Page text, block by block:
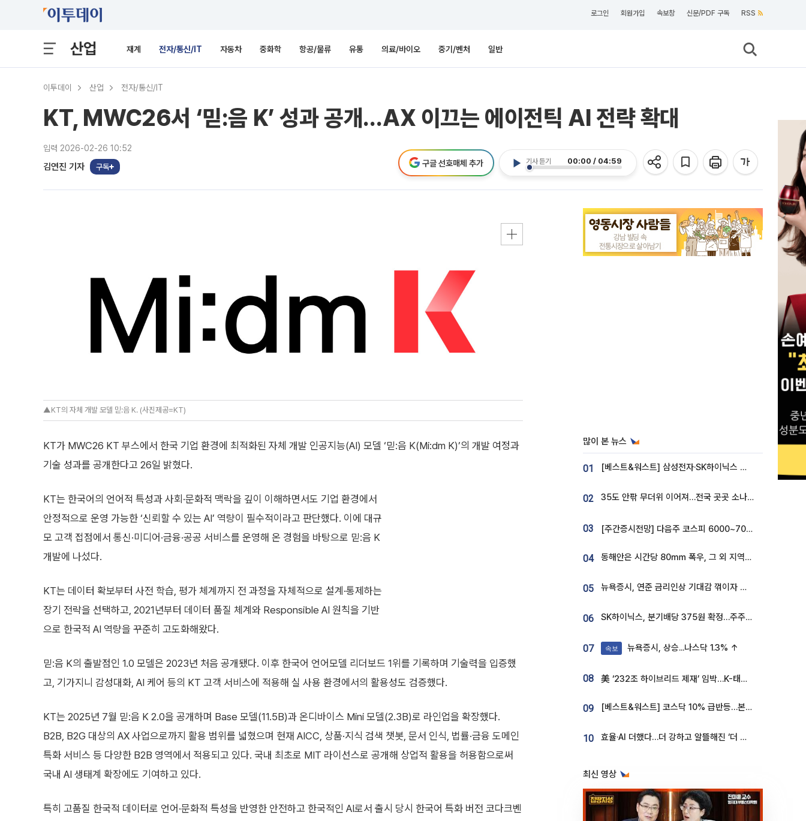
로그인 회원가입 속보창 신문/PDF 구독 RSS
산업 재계 전자/통신/IT 자동차 중화학 항공/물류 유통 의료/바이오 중기/벤처 일반
이투데이 산업 전자/통신/IT
KT, MWC26서 ‘믿:음 K’ 성과 공개…AX 이끄는 에이전틱 AI 전략 확대
입력 2026-02-26 10:52
김연진 기자 구독
기사 듣기 00:00 / 04:59
구글 선호매체 추가
▲KT의 자체 개발 모델 믿:음 K. (사진제공=KT)
KT가 MWC26 KT 부스에서 한국 기업 환경에 최적화된 자체 개발 인공지능(AI) 모델 ‘믿:음 K(Mi:dm K)’의 개발 여정과
기술 성과를 공개한다고 26일 밝혔다.
KT는 한국어의 언어적 특성과 사회·문화적 맥락을 깊이 이해하면서도 기업 환경에서
안정적으로 운영 가능한 ‘신뢰할 수 있는 AI’ 역량이 필수적이라고 판단했다. 이에 대규
모 고객 접점에서 통신·미디어·금융·공공 서비스를 운영해 온 경험을 바탕으로 믿:음 K
개발에 나섰다.
KT는 데이터 확보부터 사전 학습, 평가 체계까지 전 과정을 자체적으로 설계·통제하는
장기 전략을 선택하고, 2021년부터 데이터 품질 체계와 Responsible AI 원칙을 기반
으로 한국적 AI 역량을 꾸준히 고도화해왔다.
믿:음 K의 출발점인 1.0 모델은 2023년 처음 공개됐다. 이후 한국어 언어모델 리더보드 1위를 기록하며 기술력을 입증했
고, 기가지니 감성대화, AI 케어 등의 KT 고객 서비스에 적용해 실 사용 환경에서의 활용성도 검증했다.
KT는 2025년 7월 믿:음 K 2.0을 공개하며 Base 모델(11.5B)과 온디바이스 Mini 모델(2.3B)로 라인업을 확장했다.
B2B, B2G 대상의 AX 사업으로까지 활용 범위를 넓혔으며 현재 AICC, 상품·지식 검색 챗봇, 문서 인식, 법률·금융 도메인
특화 서비스 등 다양한 B2B 영역에서 적용되고 있다. 국내 최초로 MIT 라이선스로 공개해 상업적 활용을 허용함으로써
국내 AI 생태계 확장에도 기여하고 있다.
특히 고품질 한국적 데이터로 언어·문화적 특성을 반영한 안전하고 한국적인 AI로서 출시 당시 한국어 특화 버전 코다크벤
많이 본 뉴스
01 [베스트&워스트] 삼성전자·SK하이닉스 밀린 한 주…상상인증권은 85% 급등
02 35도 안팎 무더위 이어져…전국 곳곳 소나기 [오늘 날씨]
03 [주간증시전망] 다음주 코스피 6000~7000⋯“外人 수급은 정책이 변수”
04 동해안은 시간당 80㎜ 폭우, 그 외 지역은 폭염…‘극과 극 날씨’
05 뉴욕증시, 연준 금리인상 기대감 꺾이자 상승...S&P500 사상 최고치 [종합]
06 SK하이닉스, 분기배당 375원 확정…주주환원책 9월로 앞당겨 발표
07 속보 뉴욕증시, 상승...나스닥 1.3% ↑
08 美 ‘232조 하이브리드 제재’ 임박…K-태양광, 불확실성 털고 날개 다나
09 [베스트&워스트] 코스닥 10% 급반등…본느, 최대주주 변경 기대에 270% 폭등
10 효율·AI 더했다…더 강하고 알뜰해진 ‘더 뉴 그랜저 하이브리드’ [ET의 모빌리티]
최신 영상